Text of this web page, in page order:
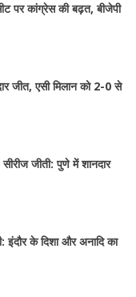
पर कांग्रेस की बढ़त, बीजेपी
जीत, एसी मिलान को 2-0 से
जीती: पुणे में शानदार
इंदौर के दिशा और अनादि का